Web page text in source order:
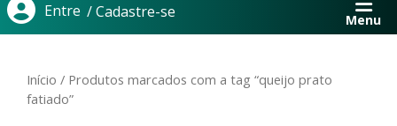
Entre / Cadastre-se Menu
Início / Produtos marcados com a tag “queijo prato
fatiado”